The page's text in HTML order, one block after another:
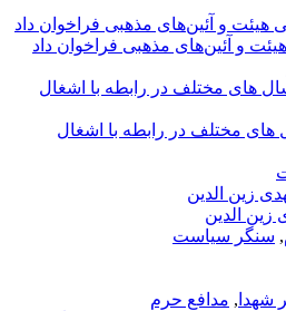
و آئین‌های مذهبی فراخوان داد
مختلف در رابطه با اشغال
, سنگر سیاست
شهدا , مدافع حرم